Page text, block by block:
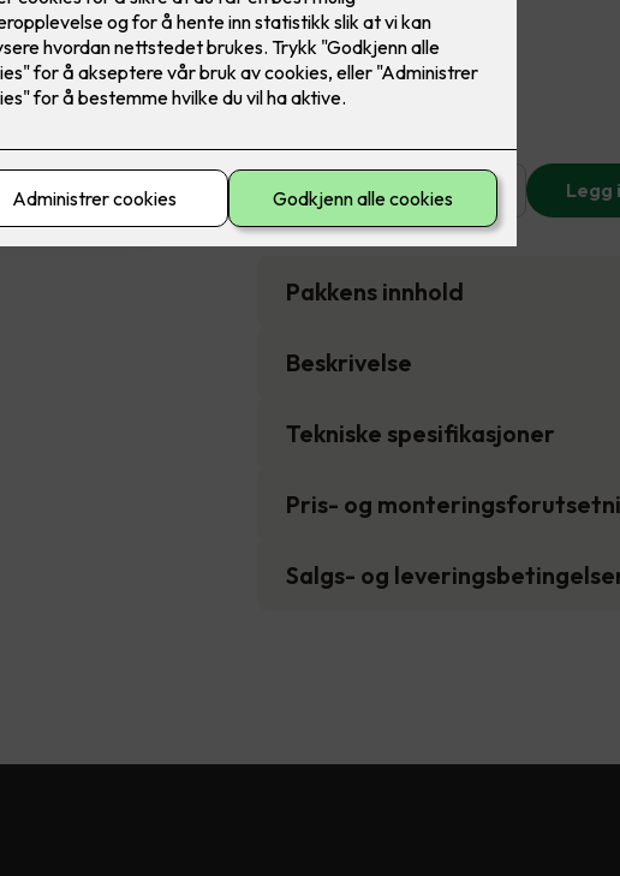
8,900
Antall - Legg
Pakkens innhold
Beskrivelse
Tekniske spesifikasjoner
Pris- og
Salgs- og